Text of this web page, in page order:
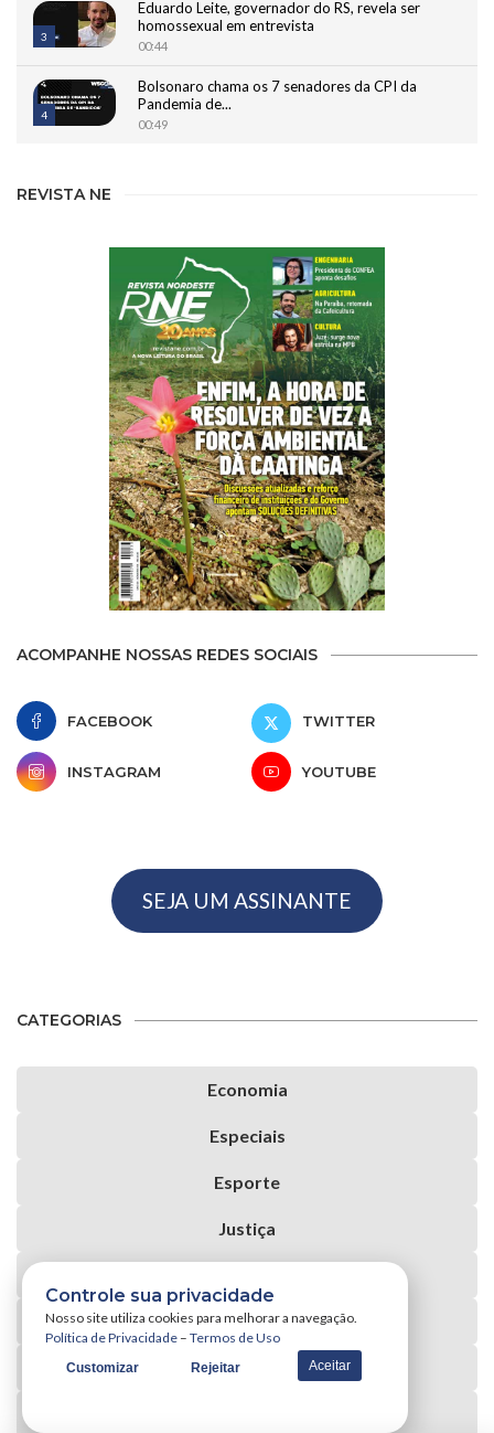
3
Eduardo Leite, governador do RS, revela ser
homossexual em entrevista
00:44
4
Bolsonaro chama os 7 senadores da CPI da
Pandemia de...
00:49
5
REVISTA NE
ACOMPANHE NOSSAS REDES SOCIAIS
FACEBOOK TWITTER
INSTAGRAM YOUTUBE
SEJA UM ASSINANTE
CATEGORIAS
Economia
Especiais
Esporte
Justiça
Notícias
Opiniões e Blogs
Controle sua privacidade
Nosso site utiliza cookies para melhorar a navegação.
Política de Privacidade – Termos de Uso
Customizar Rejeitar Aceitar